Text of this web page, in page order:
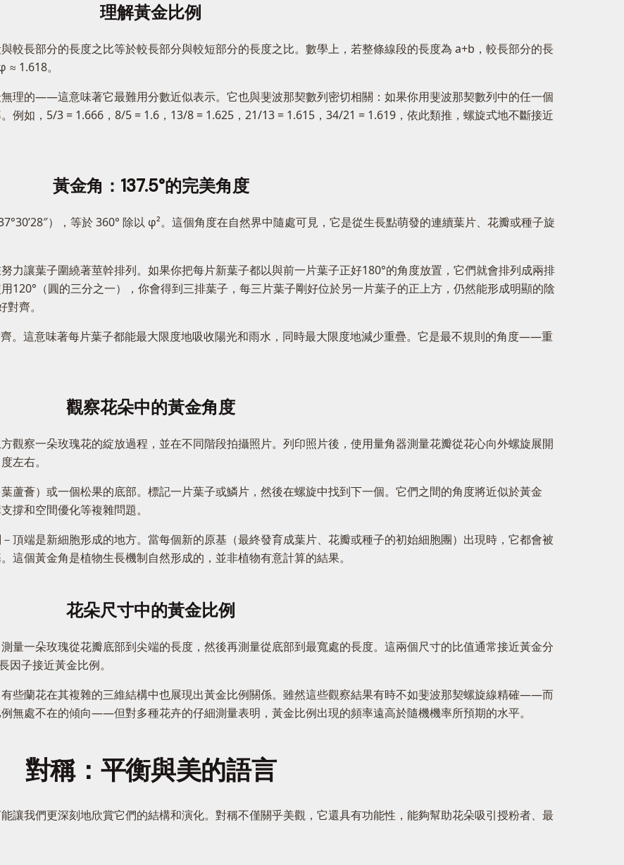
理解黃金比例
較長部分的長度之比等於較長部分與較短部分的長度之比。數學上，若整條線段的長度為 a+b，較長部分的長
1.618。
理的——這意味著它最難用分數近似表示。它也與斐波那契數列密切相關：如果你用斐波那契數列中的任一個
例如，5/3 = 1.666，8/5 = 1.6，13/8 = 1.625，21/13 = 1.615，34/21 = 1.619，依此類推，螺旋式地不斷接近
黃金角：137.5°的完美角度
），等於 360° 除以 φ²。這個角度在自然界中隨處可見，它是從生長點萌發的連續葉片、花瓣或種子旋
力讓葉子圍繞著莖幹排列。如果你把每片新葉子都以與前一片葉子正好180°的角度放置，它們就會排列成兩排
（圓的三分之一），你會得到三排葉子，每三片葉子剛好位於另一片葉子的正上方，仍然能形成明顯的陰
齊。
。這意味著每片葉子都能最大限度地吸收陽光和雨水，同時最大限度地減少重疊。它是最不規則的角度——重
觀察花朵中的黃金角度
觀察一朵玫瑰花的綻放過程，並在不同階段拍攝照片。列印照片後，使用量角器測量花瓣從花心向外螺旋展開
左右。
蘆薈）或一個松果的底部。標記一片葉子或鱗片，然後在螺旋中找到下一個。它們之間的角度將近似於黃金
撐和空間優化等複雜問題。
頂端是新細胞形成的地方。當每個新的原基（最終發育成葉片、花瓣或種子的初始細胞團）出現時，它都會被
這個黃金角是植物生長機制自然形成的，並非植物有意計算的結果。
花朵尺寸中的黃金比例
量一朵玫瑰從花瓣底部到尖端的長度，然後再測量從底部到最寬處的長度。這兩個尺寸的比值通常接近黃金分
子接近黃金比例。
些蘭花在其複雜的三維結構中也展現出黃金比例關係。雖然這些觀察結果有時不如斐波那契螺旋線精確——而
無處不在的傾向——但對多種花卉的仔細測量表明，黃金比例出現的頻率遠高於隨機機率所預期的水平。
對稱：平衡與美的語言
讓我們更深刻地欣賞它們的結構和演化。對稱不僅關乎美觀，它還具有功能性，能夠幫助花朵吸引授粉者、最